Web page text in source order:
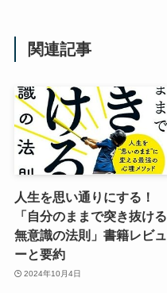
関連記事
人生を思い通りにする！
「自分のままで突き抜ける
無意識の法則」書籍レビュ
ーと要約
2024年10月4日